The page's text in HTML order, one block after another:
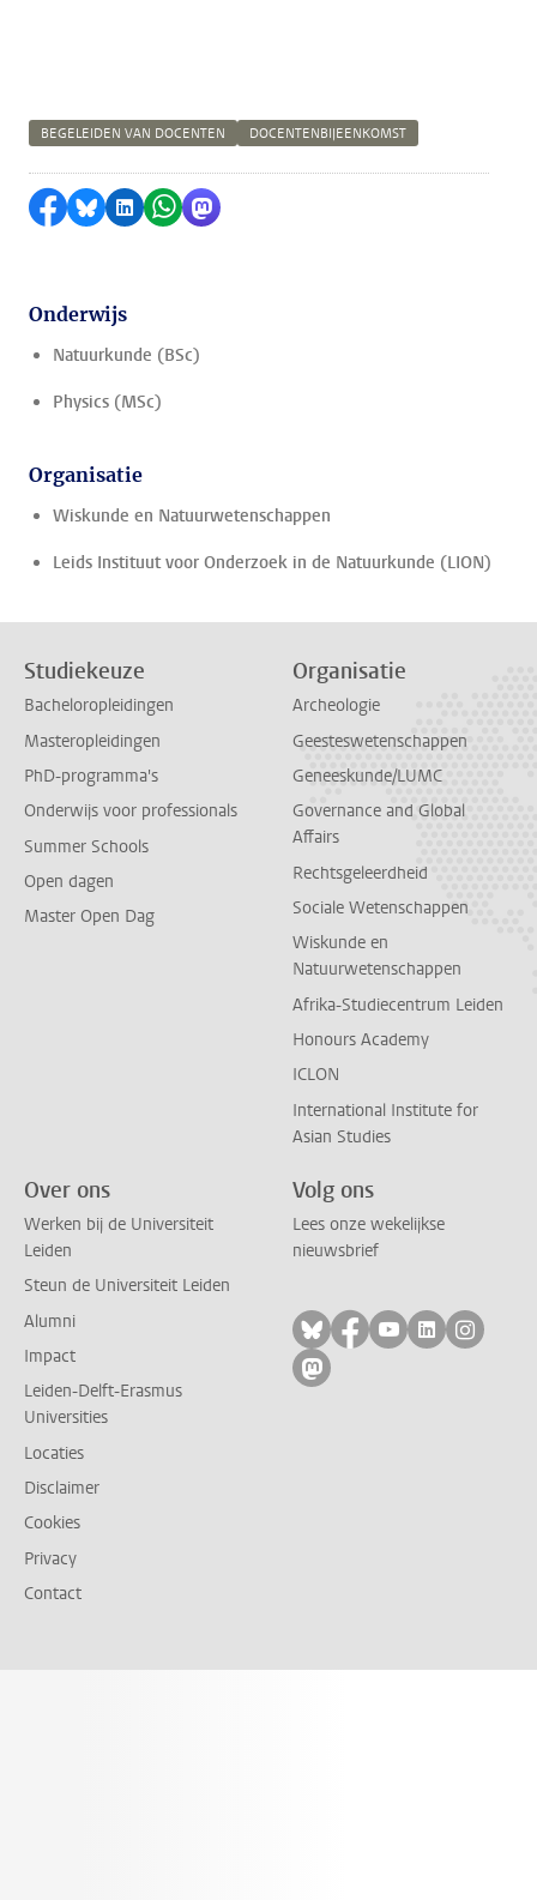
BEGELEIDEN VAN DOCENTEN DOCENTENBIJEENKOMST
Delen op Facebook
Delen via Bluesky
Delen op LinkedIn
Delen via WhatsApp
Delen via Mastodon
Onderwijs
Natuurkunde (BSc)
Physics (MSc)
Organisatie
Wiskunde en Natuurwetenschappen
Leids Instituut voor Onderzoek in de Natuurkunde (LION)
Studiekeuze
Bacheloropleidingen
Masteropleidingen
PhD-programma's
Onderwijs voor professionals
Summer Schools
Open dagen
Master Open Dag
Organisatie
Archeologie
Geesteswetenschappen
Geneeskunde/LUMC
Governance and Global
Affairs
Rechtsgeleerdheid
Sociale Wetenschappen
Wiskunde en
Natuurwetenschappen
Afrika-Studiecentrum Leiden
Honours Academy
ICLON
International Institute for
Asian Studies
Over ons
Werken bij de Universiteit
Leiden
Steun de Universiteit Leiden
Alumni
Impact
Leiden-Delft-Erasmus
Universities
Locaties
Disclaimer
Cookies
Privacy
Contact
Volg ons
Lees onze wekelijkse
nieuwsbrief
Volg ons op bluesky
Volg ons op
Volg ons op
Volg ons
Volg
Volg ons op mastodon